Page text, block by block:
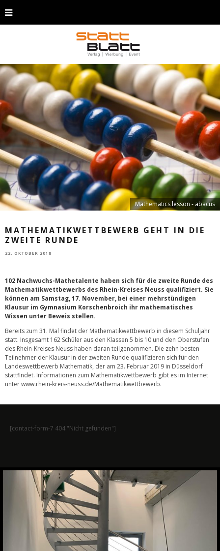
Mathematics lesson - abacus
MATHEMATIKWETTBEWERB GEHT IN DIE
ZWEITE RUNDE
22. OKTOBER 2018
102 Nachwuchs-Mathetalente haben sich für die zweite Runde des
Mathematikwettbewerbs des Rhein-Kreises Neuss qualifiziert. Sie
können am Samstag, 17. November, bei einer mehrstündigen
Klausur im Gymnasium Korschenbroich ihr mathematisches
Wissen unter Beweis stellen.
Bereits zum 31. Mal findet der Mathematikwettbewerb in diesem Schuljahr
statt. Insgesamt 162 Schüler aus den Klassen 5 bis 10 und den Oberstufen
des Rhein-Kreises Neuss haben daran teilgenommen. Die zehn besten
Teilnehmer der Klausur in der zweiten Runde qualifizieren sich für den
Landeswettbewerb Mathematik, der am 23. Februar 2019 in Düsseldorf
stattfindet. Informationen zum Mathematikwettbewerb gibt es im Internet
unterwww.rhein-kreis-neuss.de/Mathematikwettbewerb.
[contact-form-7 404 "Nicht gefunden"]